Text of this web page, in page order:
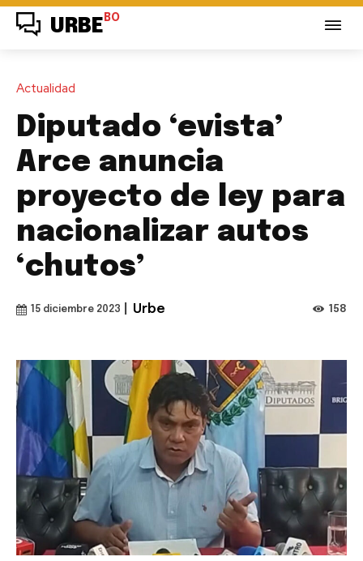
URBE BO
Actualidad
Diputado ‘evista’
Arce anuncia
proyecto de ley para
nacionalizar autos
‘chutos’
15 diciembre 2023 Urbe 158